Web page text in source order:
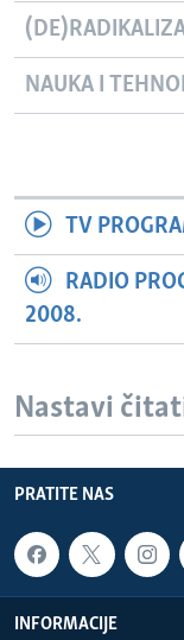
NAUKA I
TV
RADIO
2008.
Nastavi
PRATITE NAS
INFORMACIJE